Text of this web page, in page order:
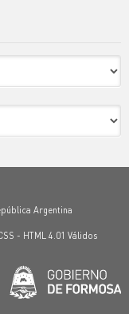
Argentina
- HTML 4.01 Válidos